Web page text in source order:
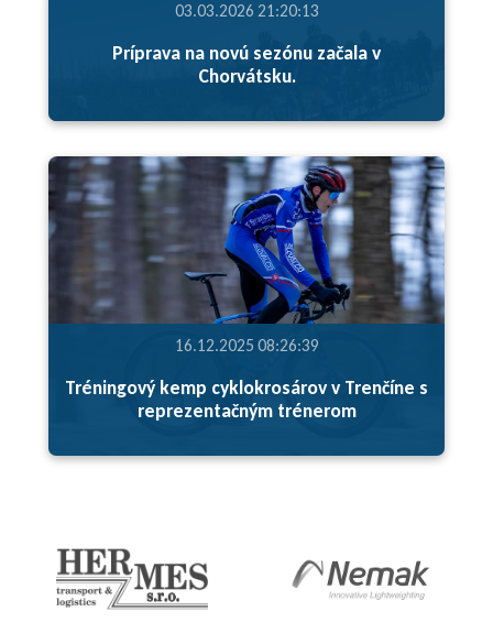
03.03.2026 21:20:13
Príprava na novú sezónu začala v
Chorvátsku.
16.12.2025 08:26:39
Tréningový kemp cyklokrosárov v Trenčíne s
reprezentačným trénerom